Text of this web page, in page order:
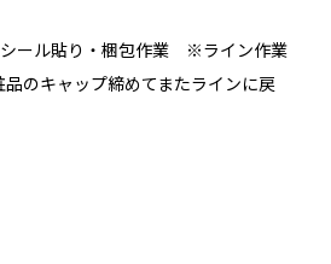
シール貼り・梱包作業 ※ライン作業
のキャップ締めてまたラインに戻